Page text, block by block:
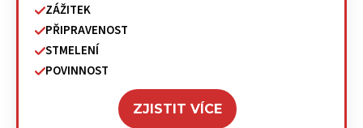
ZÁŽITEK
PŘIPRAVENOST
STMELENÍ
POVINNOST
ZJISTIT VÍCE